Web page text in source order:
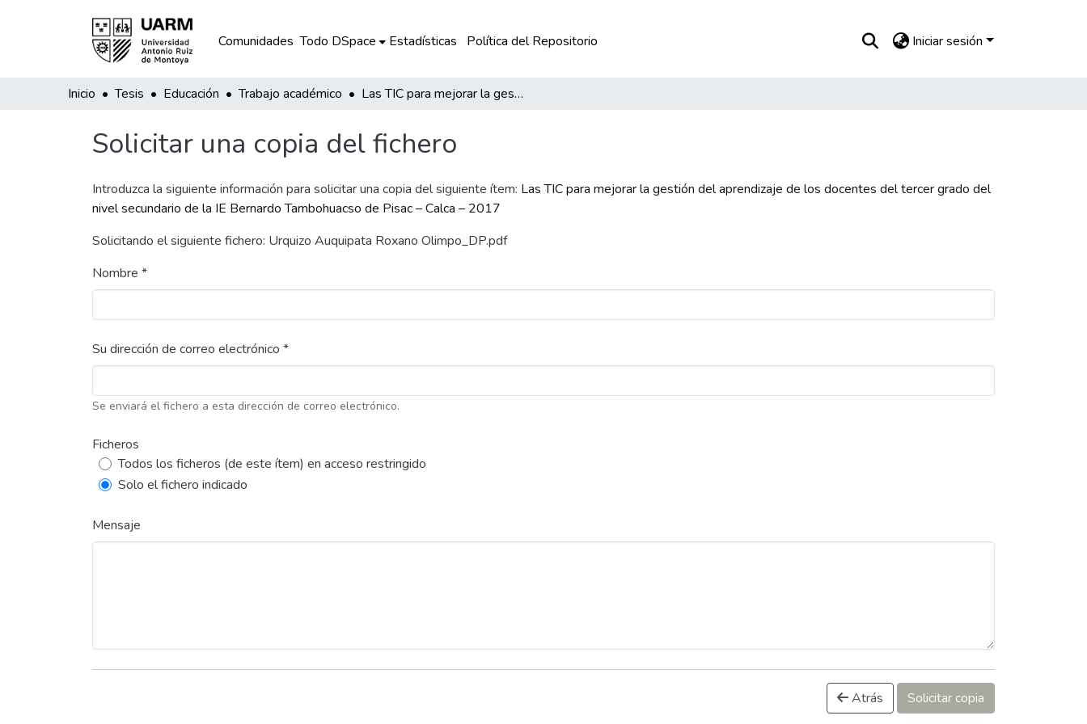
Comunidades Todo DSpace Estadísticas Política del Repositorio Iniciar sesión
Inicio Tesis Educación Trabajo académico Las TIC para mejorar la gestión del aprendizaje de los docentes del tercer grado del nivel secundario de la IE Bernardo Tambohuacso de Pisac – Calca – 2017
Solicitar una copia del fichero
Introduzca la siguiente información para solicitar una copia del siguiente ítem: Las TIC para mejorar la gestión del aprendizaje de los docentes del tercer grado del
nivel secundario de la IE Bernardo Tambohuacso de Pisac – Calca – 2017
Solicitando el siguiente fichero: Urquizo Auquipata Roxano Olimpo_DP.pdf
Nombre *
Su dirección de correo electrónico *
Se enviará el fichero a esta dirección de correo electrónico.
Ficheros
Todos los ficheros (de este ítem) en acceso restringido
Solo el fichero indicado
Mensaje
Atrás Solicitar copia